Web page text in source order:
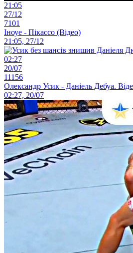
21:05
27/12
7101
Іноуе - Пікассо (Відео)
21:05, 27/12
02:27
20/07
11156
Олександр Усик - Даніель Дебуа.
02:27, 20/07